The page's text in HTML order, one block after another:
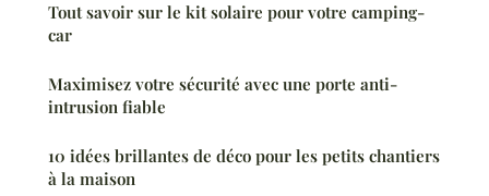
Tout savoir sur le kit solaire pour votre camping-
car
Maximisez votre sécurité avec une porte anti-
intrusion fiable
10 idées brillantes de déco pour les petits chantiers
à la maison